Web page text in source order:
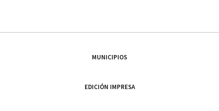
MUNICIPIOS
EDICIÓN IMPRESA